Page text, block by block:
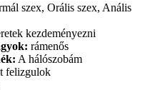
szex, Orális szex, Anális
kezdeményezni
rámenős
A hálószobám
felizgulok